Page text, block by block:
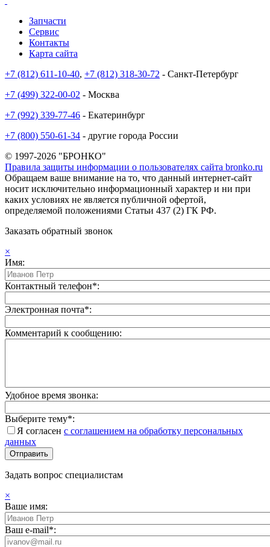
Запчасти
Сервис
Контакты
Карта сайта
+7 (812) 611-10-40, +7 (812) 318-30-72 - Санкт-Петербург
+7 (499) 322-00-02 - Москва
+7 (992) 339-77-46 - Екатеринбург
+7 (800) 550-61-34 - другие города России
© 1997-2026 "БРОНКО"
Правила защиты информации о пользователях сайта bronko.ru
Обращаем ваше внимание на то, что данный интернет-сайт
носит исключительно информационный характер и ни при
каких условиях не является публичной офертой,
определяемой положениями Статьи 437 (2) ГК РФ.
Заказать обратный звонок
×
Имя:
Контактный телефон*:
Электронная почта*:
Комментарий к сообщению:
Удобное время звонка:
Выберите тему*:
Я согласен с соглашением на обработку персональных
данных
Задать вопрос специалистам
×
Ваше имя:
Ваш e-mail*: